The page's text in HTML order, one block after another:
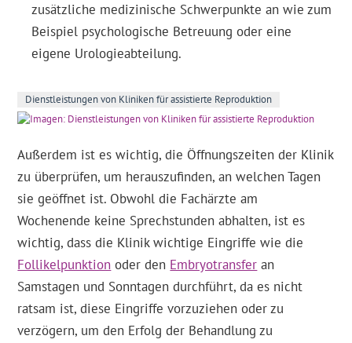
zusätzliche medizinische Schwerpunkte an wie zum
Beispiel psychologische Betreuung oder eine
eigene Urologieabteilung.
Dienstleistungen von Kliniken für assistierte Reproduktion
Außerdem ist es wichtig, die Öffnungszeiten der Klinik
zu überprüfen, um herauszufinden, an welchen Tagen
sie geöffnet ist. Obwohl die Fachärzte am
Wochenende keine Sprechstunden abhalten, ist es
wichtig, dass die Klinik wichtige Eingriffe wie die
Follikelpunktion oder den Embryotransfer an
Samstagen und Sonntagen durchführt, da es nicht
ratsam ist, diese Eingriffe vorzuziehen oder zu
verzögern, um den Erfolg der Behandlung zu